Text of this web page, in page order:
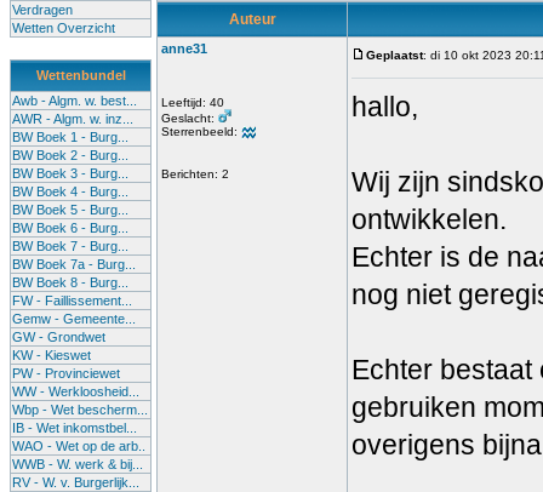
Verdragen
Wetten Overzicht
Wettenbundel
Awb - Algm. w. best...
AWR - Algm. w. inz...
BW Boek 1 - Burg...
BW Boek 2 - Burg...
BW Boek 3 - Burg...
BW Boek 4 - Burg...
BW Boek 5 - Burg...
BW Boek 6 - Burg...
BW Boek 7 - Burg...
BW Boek 7a - Burg...
BW Boek 8 - Burg...
FW - Faillissement...
Gemw - Gemeente...
GW - Grondwet
KW - Kieswet
PW - Provinciewet
WW - Werkloosheid...
Wbp - Wet bescherm...
IB - Wet inkomstbel...
WAO - Wet op de arb..
WWB - W. werk & bij...
RV - W. v. Burgerlijk...
Auteur
anne31
Leeftijd: 40
Geslacht:
Sterrenbeeld:
Berichten: 2
Geplaatst: di 10 okt 2023
hallo,
Wij zijn
ontwikkelen.
Echter is de
nog niet
Echter bestaat
gebruiken
overigens